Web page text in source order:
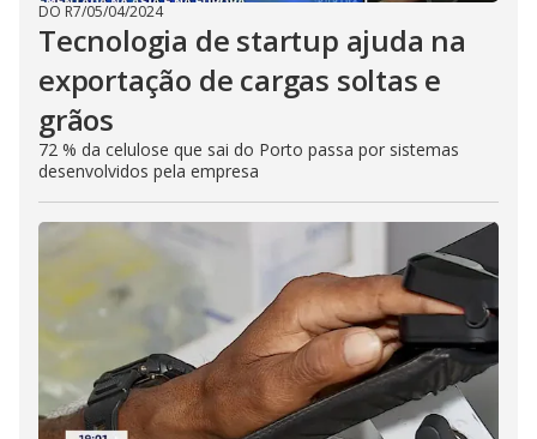
DO R7/05/04/2024
Tecnologia de startup ajuda na
exportação de cargas soltas e
grãos
72 % da celulose que sai do Porto passa por sistemas
desenvolvidos pela empresa